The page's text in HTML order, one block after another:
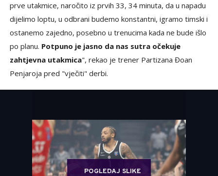
prve utakmice, naročito iz prvih 33, 34 minuta, da u napadu
dijelimo loptu, u odbrani budemo konstantni, igramo timski i
ostanemo zajedno, posebno u trenucima kada ne bude išlo
po planu. Potpuno je jasno da nas sutra očekuje
zahtjevna utakmica", rekao je trener Partizana Đoan
Penjaroja pred "vječiti" derbi.
POGLEDAJ SLIKE